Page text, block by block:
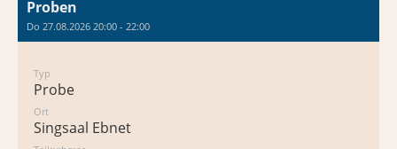
Proben
Do 27.08.2026 20:00 - 22:00
Typ
Probe
Ort
Singsaal Ebnet